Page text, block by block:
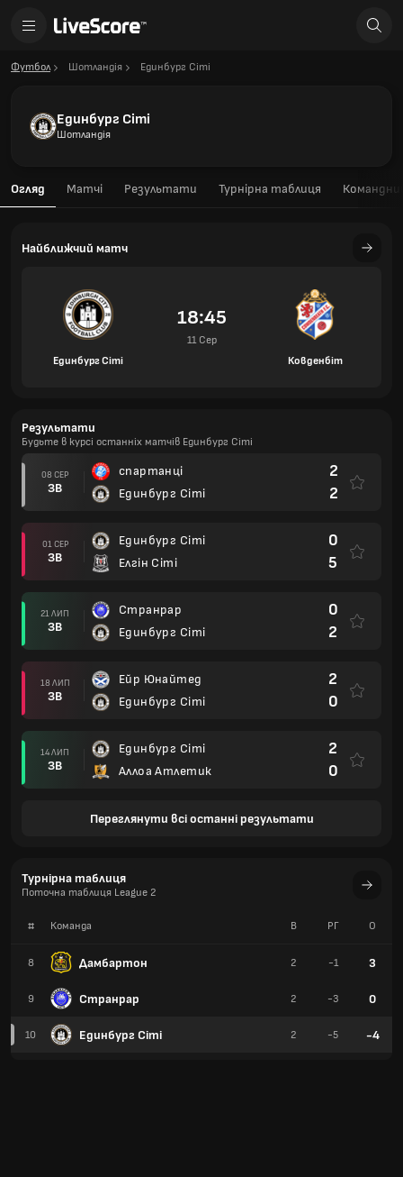
Футбол Шотландія Единбург Сіті
Единбург Сіті
Шотландія
Огляд Матчі Результати Турнірна таблиця
Найближчий матч
Единбург Сіті
18:45
11 Сер
Ковденбіт
Результати
Будьте в курсі останніх матчів Единбург Сіті
08 СЕР
ЗВ
спартанці
Единбург Сіті
2
2
01 СЕР
ЗВ
Единбург Сіті
Елгін Сіті
0
5
21 ЛИП
ЗВ
Странрар
Единбург Сіті
0
2
18 ЛИП
ЗВ
Ейр Юнайтед
Единбург Сіті
2
0
14 ЛИП
ЗВ
Единбург Сіті
Аллоа Атлетик
2
0
Переглянути всі останні результати
Турнірна таблиця
Поточна таблиця League 2
# Команда
8 Дамбартон
9 Странрар
10 Единбург Сіті
В РГ О
2 -1 3
2 -3 0
2 -5 -4